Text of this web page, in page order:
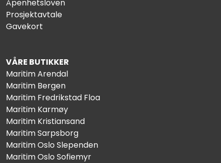
Åpenhetsloven
Prosjektavtale
Gavekort
VÅRE BUTIKKER
Maritim Arendal
Maritim Bergen
Maritim Fredrikstad Floa
Maritim Karmøy
Maritim Kristiansand
Maritim Sarpsborg
Maritim Oslo Slependen
Maritim Oslo Sofiemyr